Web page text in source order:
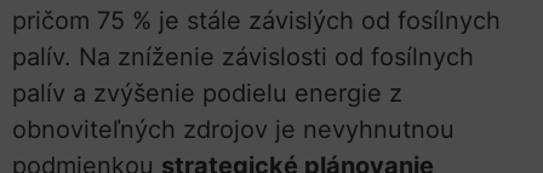
pričom 75 % je stále závislých od fosílnych
palív. Na zníženie závislosti od fosílnych
palív a zvýšenie podielu energie z
obnoviteľných zdrojov je nevyhnutnou
podmienkou strategické plánovanie